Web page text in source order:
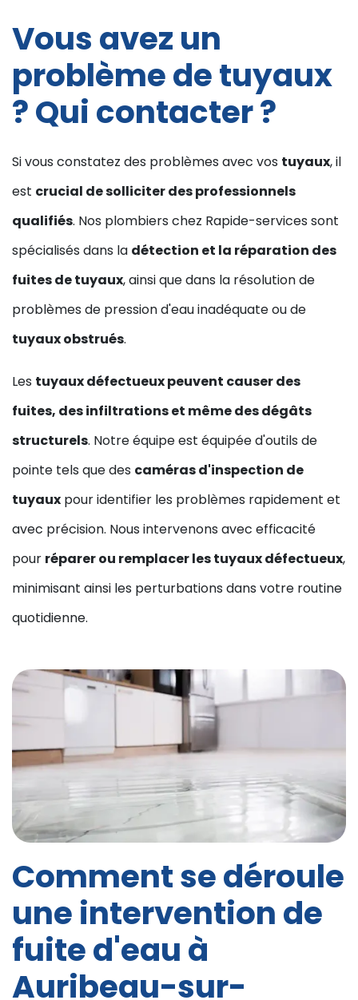
Vous avez un
problème de tuyaux
? Qui contacter ?
Si vous constatez des problèmes avec vos tuyaux, il
est crucial de solliciter des professionnels
qualifiés. Nos plombiers chez Rapide-services sont
spécialisés dans la détection et la réparation des
fuites de tuyaux, ainsi que dans la résolution de
problèmes de pression d'eau inadéquate ou de
tuyaux obstrués.
Les tuyaux défectueux peuvent causer des
fuites, des infiltrations et même des dégâts
structurels. Notre équipe est équipée d'outils de
pointe tels que des caméras d'inspection de
tuyaux pour identifier les problèmes rapidement et
avec précision. Nous intervenons avec efficacité
pour réparer ou remplacer les tuyaux défectueux,
minimisant ainsi les perturbations dans votre routine
quotidienne.
Comment se déroule
une intervention de
fuite d'eau à
Auribeau-sur-